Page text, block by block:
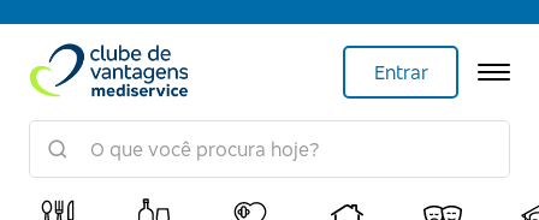
Entrar